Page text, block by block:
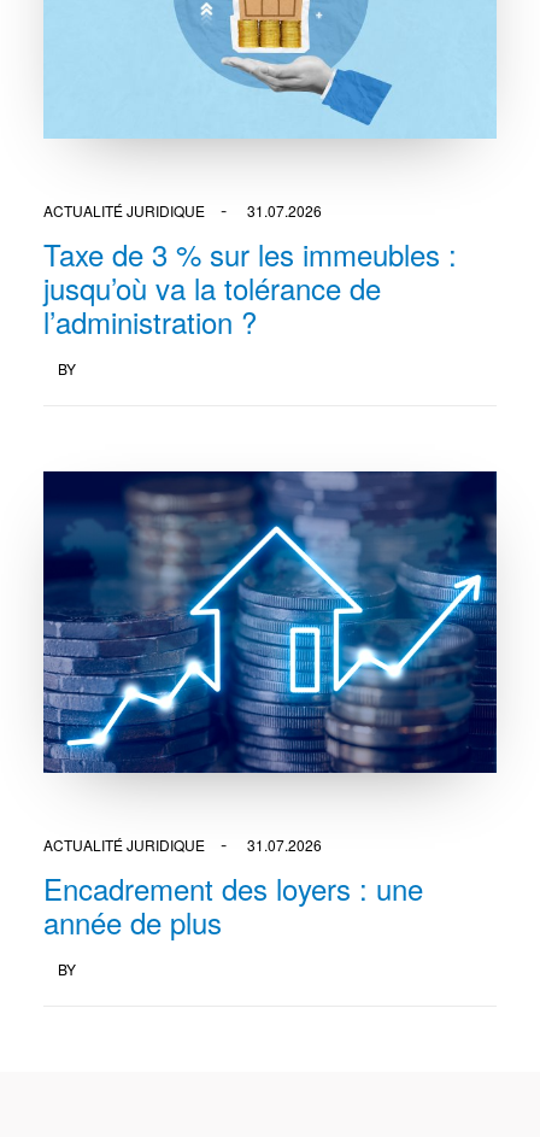
ACTUALITÉ JURIDIQUE 31.07.2026
Taxe de 3 % sur les immeubles :
jusqu’où va la tolérance de
l’administration ?
BY
ACTUALITÉ JURIDIQUE 31.07.2026
Encadrement des loyers : une
année de plus
BY